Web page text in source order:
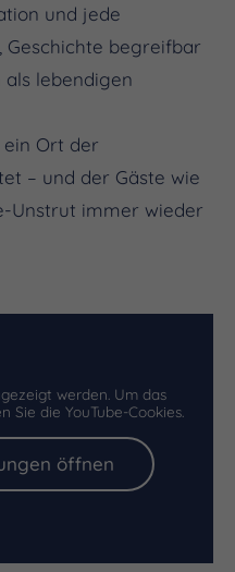
und jede
begreifbar
lebendigen
Ort der
– und der Gäste wie
Unstrut immer wieder
werden. Um das
Sie die YouTube-Cookies.
öffnen